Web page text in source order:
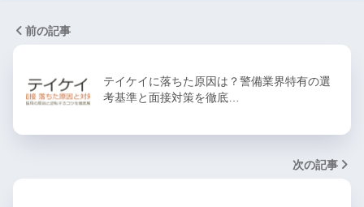
前の記事
テイケイに落ちた原因は？警備業界特有の選
考基準と面接対策を徹底…
次の記事